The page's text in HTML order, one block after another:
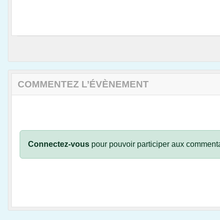
COMMENTEZ L’ÉVÈNEMENT
Connectez-vous pour pouvoir participer aux